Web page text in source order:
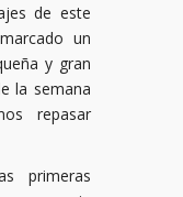
de este
un
y gran
la semana
repasar
primeras